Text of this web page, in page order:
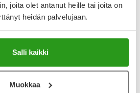
joita olet antanut heille tai joita on
heidän palvelujaan.
Salli kaikki
Muokkaa
INDAPAMIDE ORION-tuotteet
huolen, että tilaat tarvitsemasi
ne lopu kesken.